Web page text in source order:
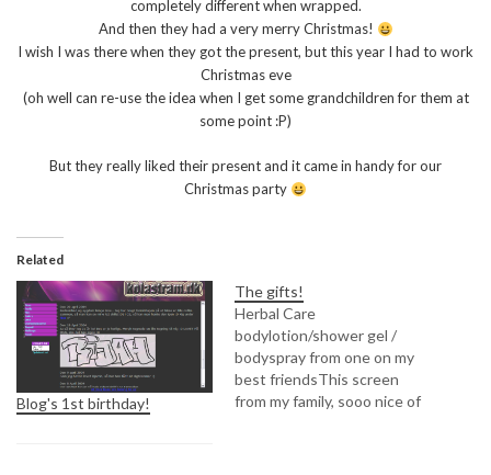
completely different when wrapped.
And then they had a very merry Christmas!
I wish I was there when they got the present, but this year I had to work
Christmas eve
(oh well can re-use the idea when I get some grandchildren for them at
some point :P)
But they really liked their present and it came in handy for our
Christmas party
Related
Blog's 1st birthday!
The gifts!
Herbal Care
bodylotion/shower gel /
bodyspray from one on my
best friendsThis screen
from my family, sooo nice of